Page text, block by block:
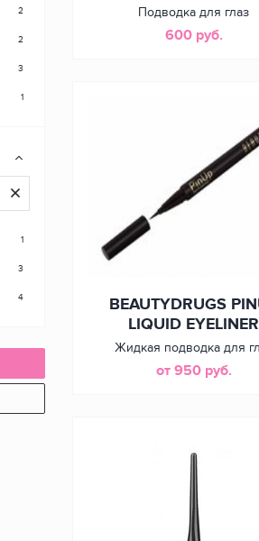
2
2
3
1
1
3
4
Подводка для глаз
600 руб.
BEAUTYDRUGS
LIQUID EYELINER
Жидкая подводка для
от 950 руб.